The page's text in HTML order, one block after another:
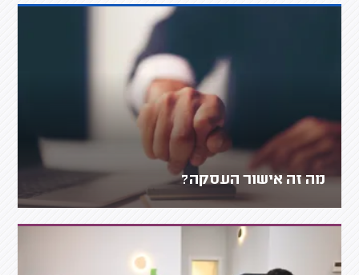
מה זה אישור העסקה?